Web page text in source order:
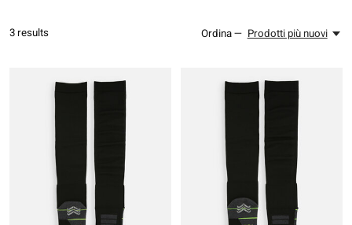
3 results Ordina — Prodotti più nuovi